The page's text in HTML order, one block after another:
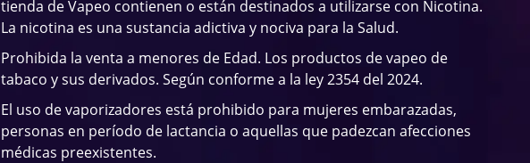
tienda de Vapeo contienen o están destinados a utilizarse con Nicotina.
La nicotina es una sustancia adictiva y nociva para la Salud.
Prohibida la venta a menores de Edad. Los productos de vapeo de
tabaco y sus derivados. Según conforme a la ley 2354 del 2024.
El uso de vaporizadores está prohibido para mujeres embarazadas,
personas en período de lactancia o aquellas que padezcan afecciones
médicas preexistentes.